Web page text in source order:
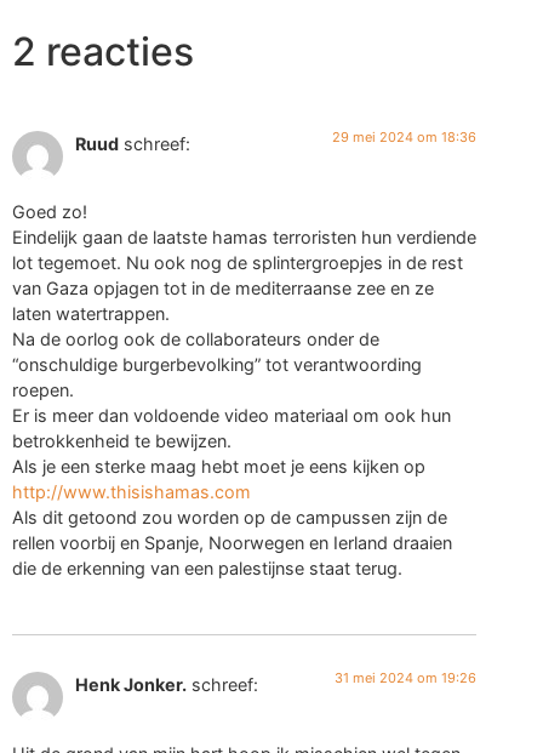
2 reacties
Ruud schreef: 29 mei 2024 om 18:36
Goed zo!
Eindelijk gaan de laatste hamas terroristen hun verdiende
lot tegemoet. Nu ook nog de splintergroepjes in de rest
van Gaza opjagen tot in de mediterraanse zee en ze
laten watertrappen.
Na de oorlog ook de collaborateurs onder de
“onschuldige burgerbevolking” tot verantwoording
roepen.
Er is meer dan voldoende video materiaal om ook hun
betrokkenheid te bewijzen.
Als je een sterke maag hebt moet je eens kijken op
http://www.thisishamas.com
Als dit getoond zou worden op de campussen zijn de
rellen voorbij en Spanje, Noorwegen en Ierland draaien
die de erkenning van een palestijnse staat terug.
Henk Jonker. schreef: 31 mei 2024 om 19:26